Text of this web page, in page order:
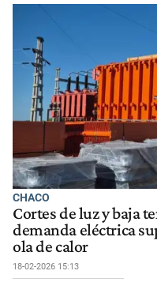
CHACO
Cortes de luz y baja
demanda eléctrica
ola de calor
18-02-2026 15:13